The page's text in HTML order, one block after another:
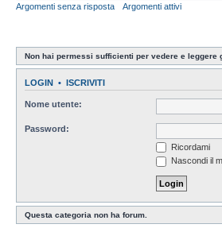
Argomenti senza risposta
Argomenti attivi
Non hai permessi sufficienti per vedere e leggere
LOGIN • ISCRIVITI
Nome utente:
Password:
Ricordami
Nascondi il
Questa categoria non ha forum.